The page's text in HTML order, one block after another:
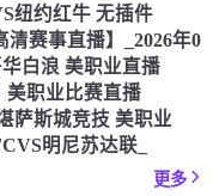
纽约红牛 无插件
赛事直播】_2026年0
白浪 美职业直播
美职业比赛直播
萨斯城竞技 美职业
明尼苏达联_
更多